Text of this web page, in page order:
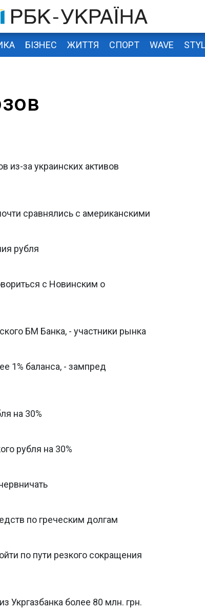
БІЗНЕС ЖИТТЯ СПОРТ WAVE
из-за украинских активов
сравнялись с американскими
рубля
с Новинским о
БМ Банка, - участники рынка
1% баланса, - зампред
на 30%
рубля на 30%
по греческим долгам
по пути резкого сокращения
Укргазбанка более 80 млн. грн.